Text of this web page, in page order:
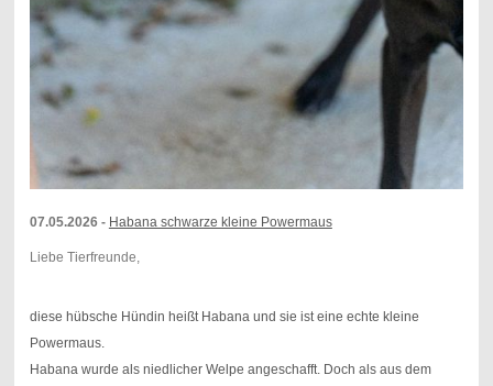
07.05.2026 - Habana schwarze kleine Powermaus
Liebe Tierfreunde,
diese hübsche Hündin heißt Habana und sie ist eine echte kleine
Powermaus.
Habana wurde als niedlicher Welpe angeschafft. Doch als aus dem